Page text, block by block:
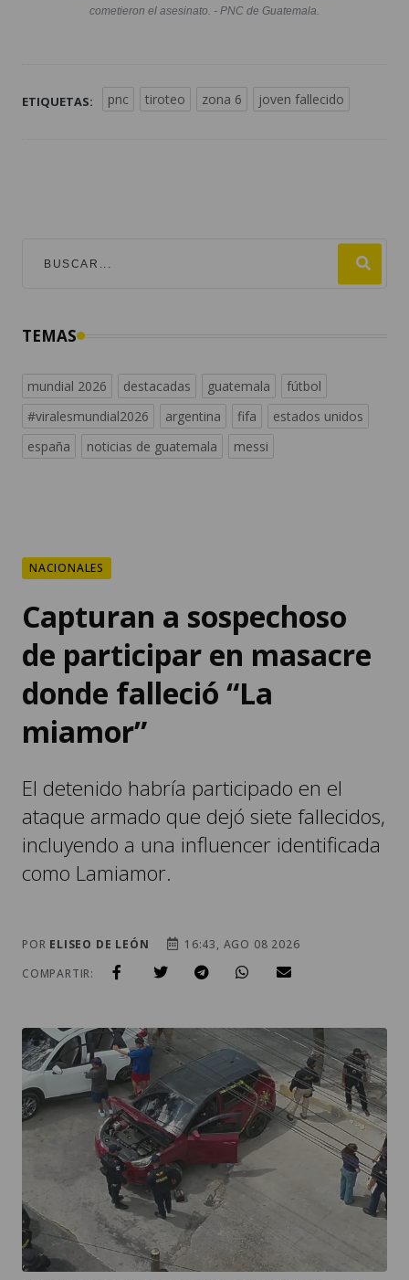
cometieron el asesinato. - PNC de Guatemala.
ETIQUETAS: pnc tiroteo zona 6 joven fallecido
TEMAS
mundial 2026 destacadas guatemala
fútbol
#viralesmundial2026
argentina fifa
estados unidos
españa
noticias de guatemala messi
NACIONALES
Capturan a sospechoso
de participar en masacre
donde falleció “La
miamor”
El detenido habría participado en el
ataque armado que dejó siete fallecidos,
incluyendo a una influencer identificada
como Lamiamor.
POR ELISEO DE LEÓN
16:43, AGO 08 2026
COMPARTIR: